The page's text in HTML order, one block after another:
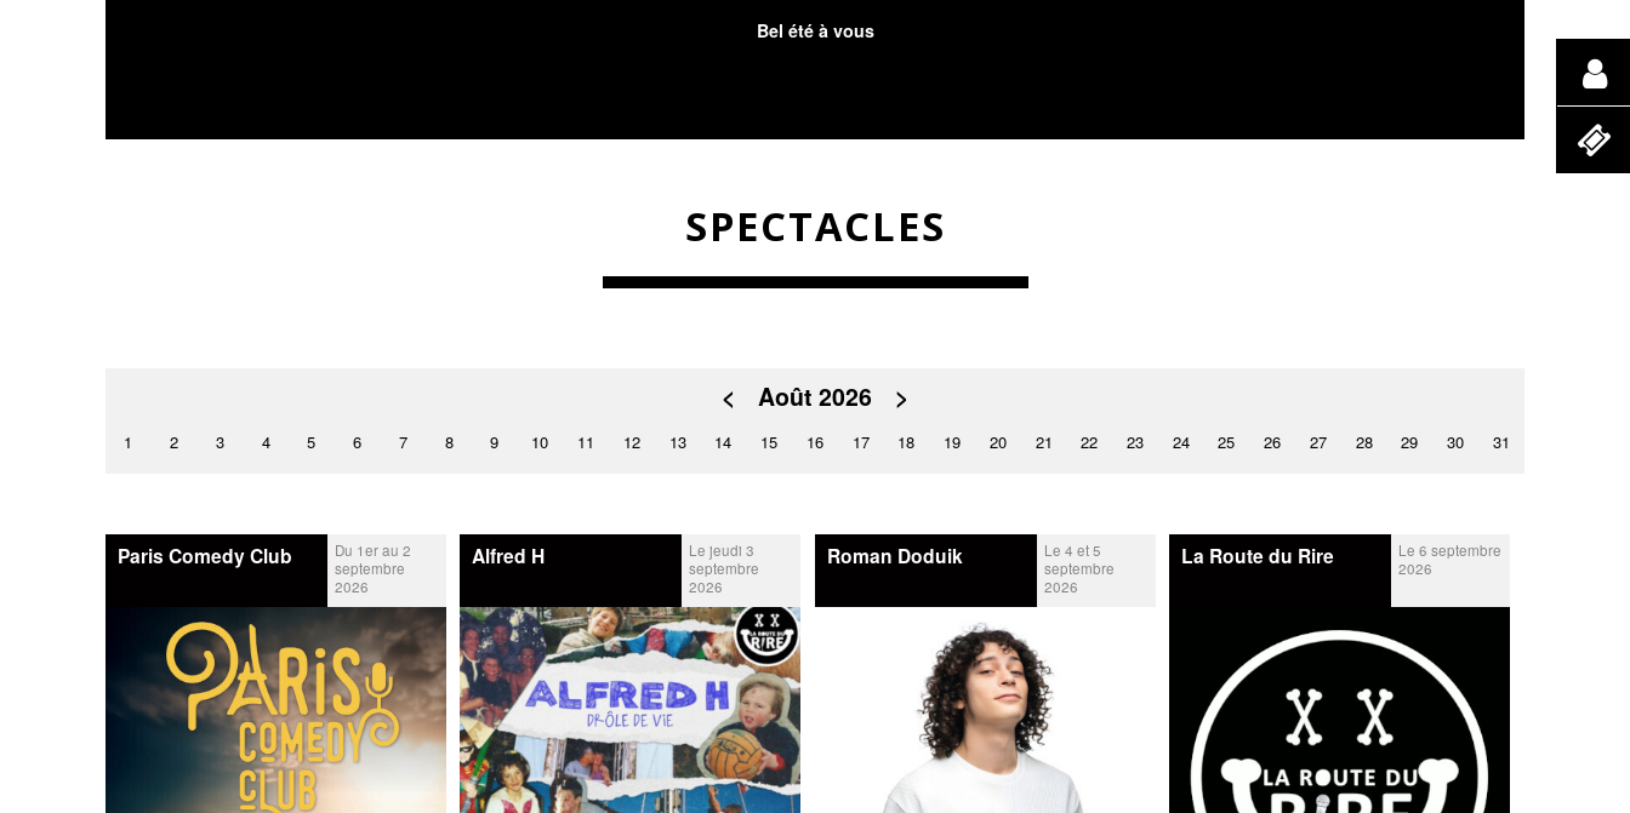
Bel été à vous
SPECTACLES
< Août 2026 >
1 2 3 4 5 6 7 8 9 10 11 12 13 14 15 16 17 18 19 20 21 22 23 24 25 26 27 28 29 30 31
Paris Comedy Club
Du 1er au 2
septembre
2026
Alfred H
Le jeudi 3
septembre
2026
Roman Doduik
Le 4 et 5
septembre
2026
La Route du Rire
Le 6 septembre
2026